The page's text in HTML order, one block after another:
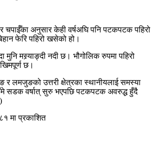
चपाईँका अनुसार केही वर्षअघि पनि पटकपटक पहिरो
फेरि पहिरो खसेको हो।
मुनि मस्र्याङ्दी नदी छ। भौगोलिक रुपमा पहिरो
छ।
र लमजुङको उत्तरी क्षेत्रका स्थानीयलाई समस्या
सडक वर्षात् सुरु भएपछि पटकपटक अवरुद्ध हुँदै
मा प्रकाशित